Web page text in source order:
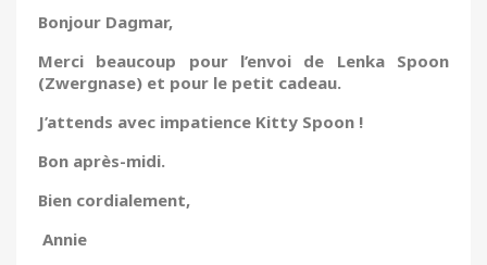
Bonjour Dagmar,
Merci beaucoup pour l’envoi de Lenka Spoon
(Zwergnase) et pour le petit cadeau.
J’attends avec impatience Kitty Spoon !
Bon après-midi.
Bien cordialement,
Annie